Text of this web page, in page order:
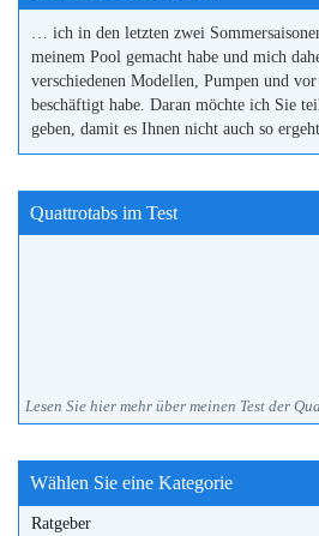
… ich in den letzten zwei
meinem Pool gemacht habe und mich
verschiedenen Modellen, Pumpen und
beschäftigt habe. Daran möchte ich Sie
geben, damit es Ihnen nicht auch so ergeht.
Quattrotabs im Test
Lesen Sie hier mehr über meinen Test der
Wählen Sie eine Kategorie
Ratgeber